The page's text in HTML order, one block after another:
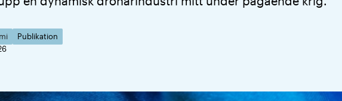
Publikation